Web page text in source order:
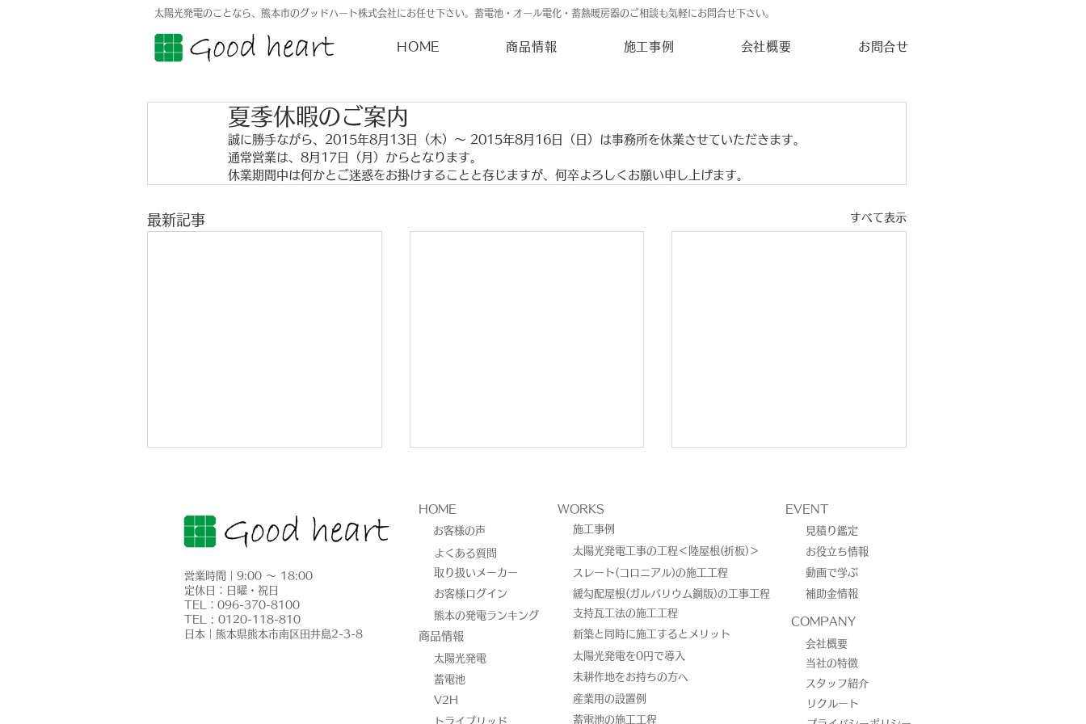
太陽光発電のことなら、熊本市のグッドハート株式会社にお任せ下さい。蓄電池・オール電化・蓄熱暖房器のご相談も気軽にお問合せ下さい。
HOME 商品情報 施工事例 会社概要 お問合せ
夏季休暇のご案内
誠に勝手ながら、2015年8月13日（木）～ 2015年8月16日（日）は事務所を休業させていただきます。
通常営業は、8月17日（月）からとなります。
休業期間中は何かとご迷惑をお掛けすることと存じますが、何卒よろしくお願い申し上げます。
最新記事 すべて表示
2026年も給湯器の補助金が
利用できます！「給湯省エネ
蓄電池の今後の重要性につい
て
電するの？
営業時間｜9:00 ～ 18:00
定休日：日曜・祝日
​TEL：096-370-8100
TEL : 0120-118-810
​日本｜熊本県熊本市南区田井島2-3-8
HOME
お客様の声
よくある質問
取り扱いメーカー
お客様ログイン
熊本の発電ランキング
​商品情報
太陽光発電
蓄電池
V2H
トライブリッド
WORKS EVENT
施工事例
太陽光発電工事の工程＜陸屋根(折板)＞
スレート(コロニアル)の施工工程
緩勾配屋根(ガルバリウム鋼版)の工事工程
​支持瓦工法の施工工程
新築と同時に施工するとメリット
太陽光発電を0円で導入
未耕作地をお持ちの方へ
産業用の設置例
蓄電池の施工工程
見積り鑑定
お役立ち情報
動画で学ぶ
補助金情報
COMPANY
会社概要
当社の特徴
スタッフ紹介
リクルート